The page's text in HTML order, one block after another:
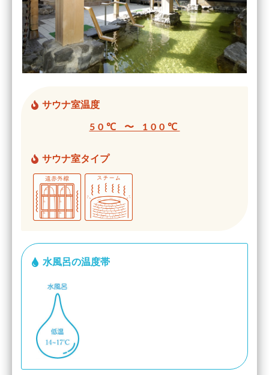
サウナ室温度
50℃ 〜 100℃
サウナ室タイプ
水風呂の温度帯